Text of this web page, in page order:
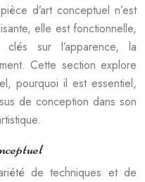
d’art conceptuel n’est
elle est fonctionnelle,
clés sur l’apparence, la
Cette section explore
pourquoi il est essentiel,
de conception dans son
de techniques et de